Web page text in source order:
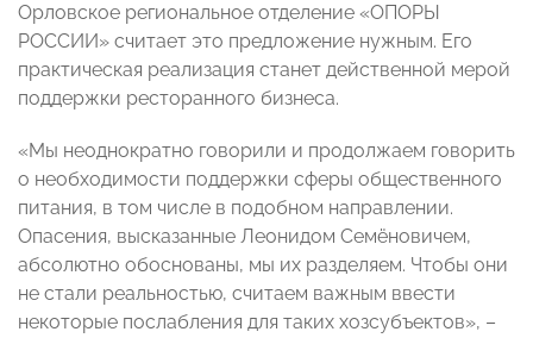
Орловское региональное отделение «ОПОРЫ
РОССИИ» считает это предложение нужным. Его
практическая реализация станет действенной мерой
поддержки ресторанного бизнеса.
«Мы неоднократно говорили и продолжаем говорить
о необходимости поддержки сферы общественного
питания, в том числе в подобном направлении.
Опасения, высказанные Леонидом Семёновичем,
абсолютно обоснованы, мы их разделяем. Чтобы они
не стали реальностью, считаем важным ввести
некоторые послабления для таких хозсубъектов», –